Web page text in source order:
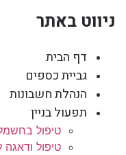
ניווט באתר
דף הבית
גביית כספים
הנהלת חשבונות
תפעול בניין
טיפול
טיפול ודאגה